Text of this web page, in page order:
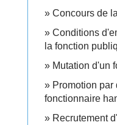
Concours de
Conditions
la fonction
Mutation d'un
Promotion par
fonctionnaire
Recrutement